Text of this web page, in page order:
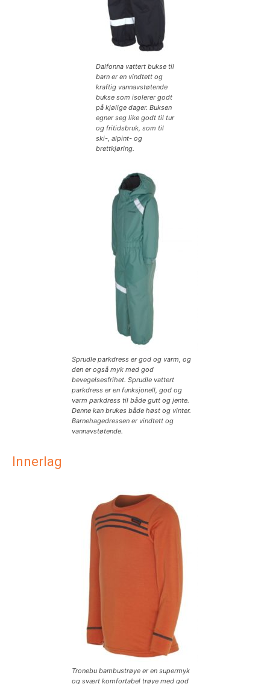
Dalfonna vattert bukse til
barn er en vindtett og
kraftig vannavstøtende
bukse som isolerer godt
på kjølige dager. Buksen
egner seg like godt til tur
og fritidsbruk, som til
ski-, alpint- og
brettkjøring.
Sprudle parkdress er god og varm, og
den er også myk med god
bevegelsesfrihet. Sprudle vattert
parkdress er en funksjonell, god og
varm parkdress til både gutt og jente.
Denne kan brukes både høst og vinter.
Barnehagedressen er vindtett og
vannavstøtende.
Innerlag
Tronebu bambustrøye er en supermyk
og svært komfortabel trøye med god